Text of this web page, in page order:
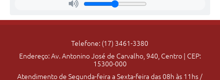
Pref
cisqu
Vian
Telefone: (17) 3461-3380
Endereço: Av. Antonino José de Carvalho, 940, Centro | CEP:
15300-000
Atendimento de Segunda-feira a Sexta-feira das 08h às 11hs /